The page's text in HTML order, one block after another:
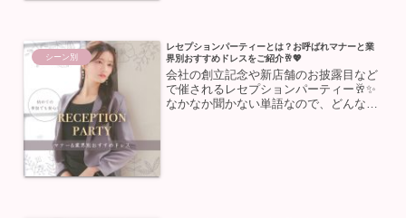
シーン別
レセプションパーティーとは？お呼ばれマナーと業
界別おすすめドレスをご紹介🥂💖
会社の創立記念や新店舗のお披露目など
で催されるレセプションパーティー🥂✨
なかなか聞かない単語なので、どんなパ